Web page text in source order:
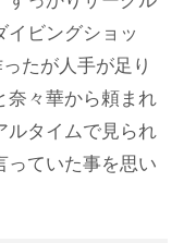
ビングショッ
たが人手が足り
奈々華から頼まれ
ルタイムで見られ
っていた事を思い